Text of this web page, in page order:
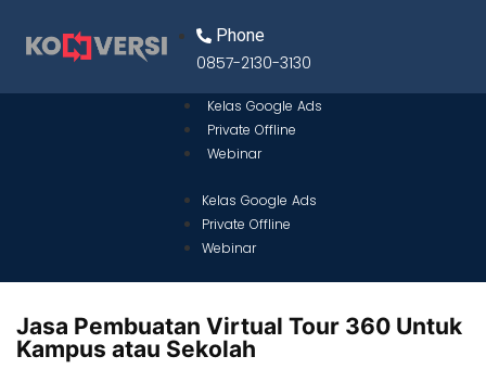
Phone
0857-2130-3130
Kelas Google Ads
Private Offline
Webinar
Kelas Google Ads
Private Offline
Webinar
Jasa Pembuatan Virtual Tour 360 Untuk
Kampus atau Sekolah